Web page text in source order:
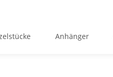
Anhänger